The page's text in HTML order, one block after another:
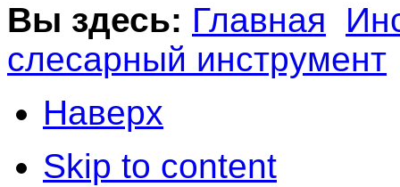
Вы здесь: Главная
слесарный инструмент
Наверх
Skip to content